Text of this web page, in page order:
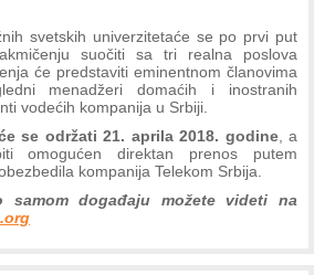
svetskih univerzitetaće se po prvi put
suočiti sa tri realna poslova
će predstaviti eminentnom članovima
menadžeri domaćih i inostranih
vodećih kompanija u Srbiji.
se održati 21. aprila 2018. godine, a
omogućen direktan prenos putem
kompanija Telekom Srbija.
samom događaju možete videti na